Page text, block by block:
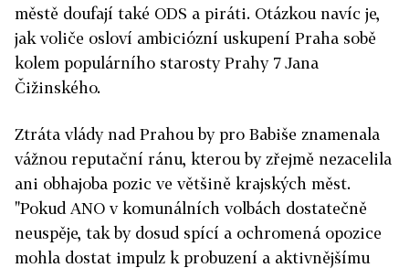
městě doufají také ODS a piráti. Otázkou navíc je,
jak voliče osloví ambiciózní uskupení Praha sobě
kolem populárního starosty Prahy 7 Jana
Čižinského.
Ztráta vlády nad Prahou by pro Babiše znamenala
vážnou reputační ránu, kterou by zřejmě nezacelila
ani obhajoba pozic ve většině krajských měst.
"Pokud ANO v komunálních volbách dostatečně
neuspěje, tak by dosud spící a ochromená opozice
mohla dostat impulz k probuzení a aktivnějšímu